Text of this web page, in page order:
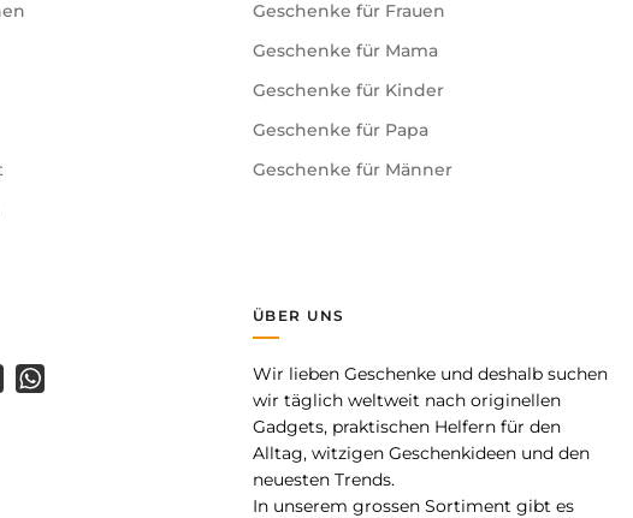
Geschenke für Frauen
Geschenke für Mama
Geschenke für Kinder
Geschenke für Papa
Geschenke für Männer
ÜBER UNS
Wir lieben Geschenke und deshalb suchen
wir täglich weltweit nach originellen
Gadgets, praktischen Helfern für den
Alltag, witzigen Geschenkideen und den
neuesten Trends.
In unserem grossen Sortiment gibt es
WhatsApp